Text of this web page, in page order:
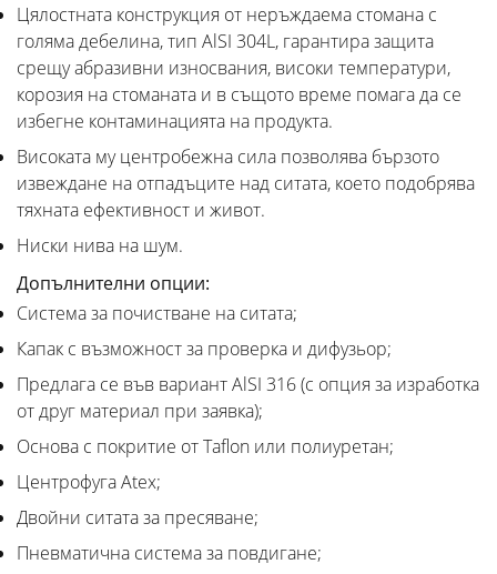
Цялостната конструкция от неръждаема стомана с
голяма дебелина, тип AlSI 304L, гарантира защита
срещу абразивни износвания, високи температури,
корозия на стоманата и в същото време помага да се
избегне контаминацията на продукта.
Високата му центробежна сила позволява бързото
извеждане на отпадъците над ситата, което подобрява
тяхната ефективност и живот.
Ниски нива на шум.
Допълнителни опции:
Система за почистване на ситата;
Капак с възможност за проверка и дифузьор;
Предлага се във вариант AlSI 316 (с опция за изработка
от друг материал при заявка);
Основа с покритие от Taflon или полиуретан;
Центрофуга Atex;
Двойни ситата за пресяване;
Пневматична система за повдигане;